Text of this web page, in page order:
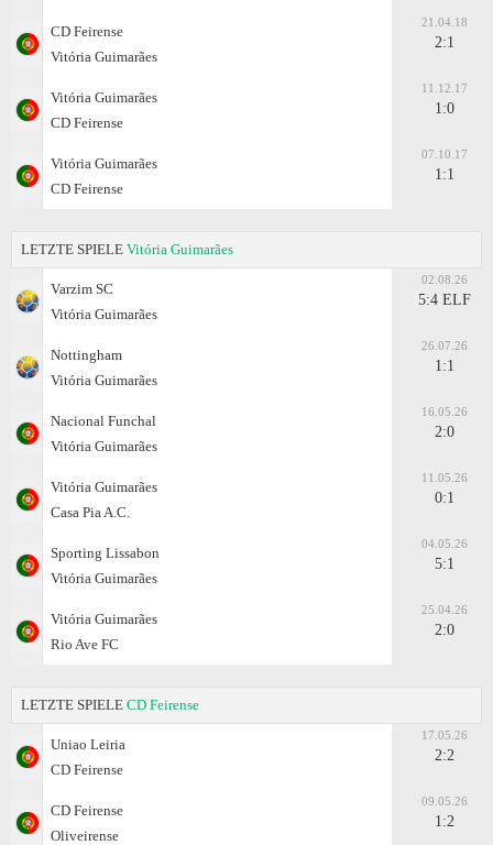
CD Feirense
Vitória Guimarães
21.04.18
2:1
Vitória Guimarães
CD Feirense
11.12.17
1:0
Vitória Guimarães
CD Feirense
07.10.17
1:1
LETZTE SPIELE Vitória Guimarães
Varzim SC
Vitória Guimarães
02.08.26
5:4 ELF
Nottingham
Vitória Guimarães
26.07.26
1:1
Nacional Funchal
Vitória Guimarães
16.05.26
2:0
Vitória Guimarães
Casa Pia A.C.
11.05.26
0:1
Sporting Lissabon
Vitória Guimarães
04.05.26
5:1
Vitória Guimarães
Rio Ave FC
25.04.26
2:0
LETZTE SPIELE CD Feirense
Uniao Leiria
CD Feirense
17.05.26
2:2
CD Feirense
Oliveirense
09.05.26
1:2